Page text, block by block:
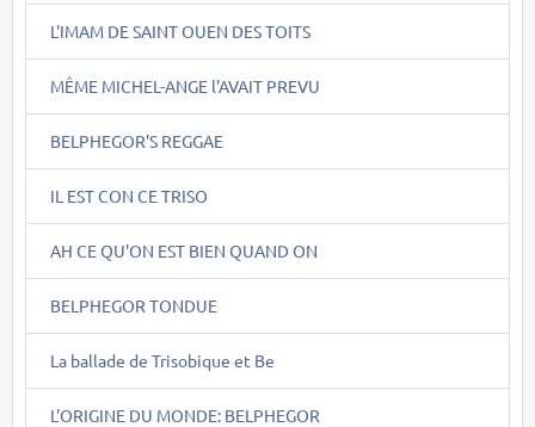
L'IMAM DE SAINT OUEN DES TOITS
MÊME MICHEL-ANGE l'AVAIT PREVU
BELPHEGOR'S REGGAE
IL EST CON CE TRISO
AH CE QU'ON EST BIEN QUAND ON
BELPHEGOR TONDUE
La ballade de Trisobique et Be
L'ORIGINE DU MONDE: BELPHEGOR